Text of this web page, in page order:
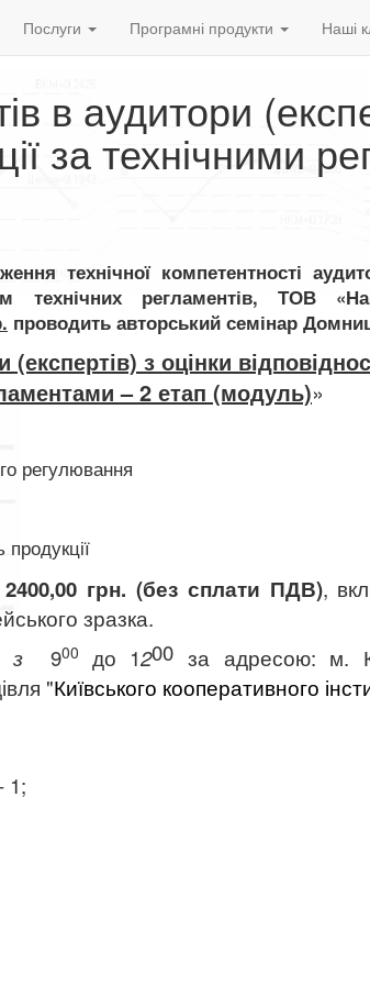
Послуги Програмні продукти Наші
в аудитори
за технічними
технічної компетентності
технічних регламентів, ТОВ
проводить авторський семінар
з оцінки
– 2 етап (модуль)»
регулювання
2400,00 грн. (без сплати ПДВ),
зразка.
з 900 до 1200 за адресою: м.
"Київського кооперативного
1;